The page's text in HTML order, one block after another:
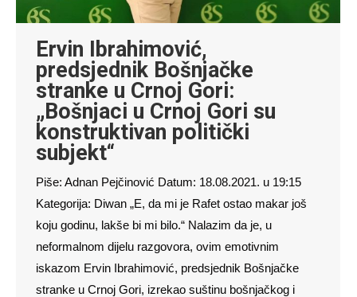
Ervin Ibrahimović,
predsjednik Bošnjačke
stranke u Crnoj Gori:
„Bošnjaci u Crnoj Gori su
konstruktivan politički
subjekt“
Piše: Adnan Pejčinović Datum: 18.08.2021. u 19:15
Kategorija: Diwan „E, da mi je Rafet ostao makar još
koju godinu, lakše bi mi bilo.“ Nalazim da je, u
neformalnom dijelu razgovora, ovim emotivnim
iskazom Ervin Ibrahimović, predsjednik Bošnjačke
stranke u Crnoj Gori, izrekao suštinu bošnjačkog i